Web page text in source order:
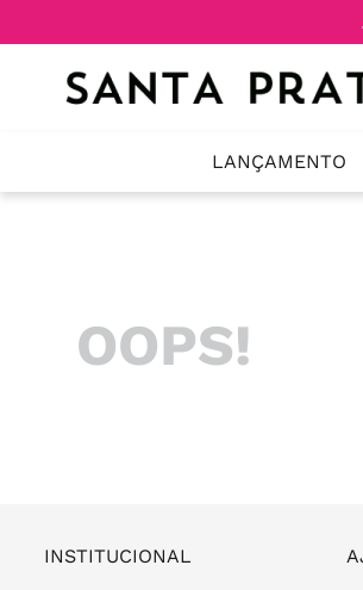
LANÇAMENTO
OOPS!
INSTITUCIONAL